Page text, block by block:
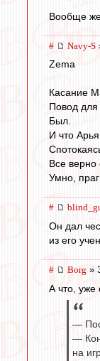
Вообще же
# Navy-S
Zema
Касание
Повод
Был.
И что
Все верно
Умно,
#
Он дал
из его
# Borg »
А что, уже
—
—
на